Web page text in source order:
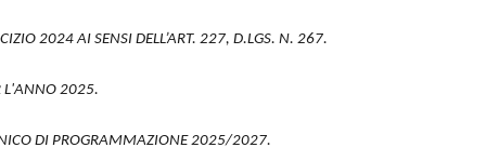
2024 AI SENSI DELL’ART. 227, D.LGS. N. 267.
L'ANNO 2025.
DI PROGRAMMAZIONE 2025/2027.